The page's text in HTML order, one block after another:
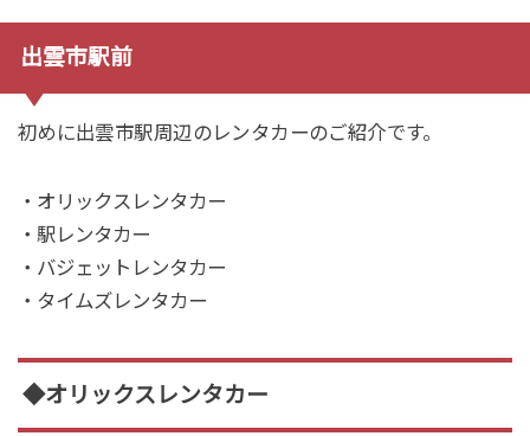
出雲市駅前
初めに出雲市駅周辺のレンタカーのご紹介です。
・オリックスレンタカー
・駅レンタカー
・バジェットレンタカー
・タイムズレンタカー
◆オリックスレンタカー